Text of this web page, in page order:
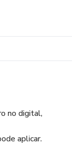
no digital,
aplicar.